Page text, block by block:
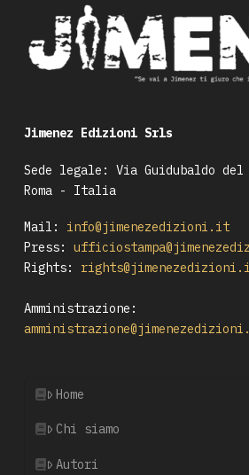
Jimenez Edizioni Srls
Sede legale: Via Guidubaldo del
Roma - Italia
Mail:
info@jimenezedizioni.it
Press:
Rights:
Amministrazione:
Home
Chi siamo
Autori